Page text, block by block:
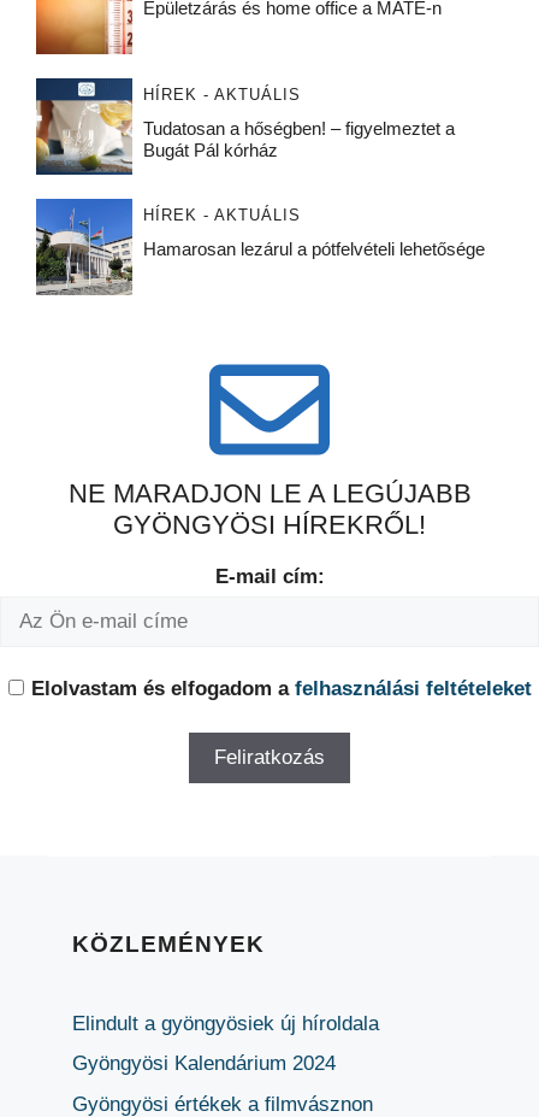
Épületzárás és home office a MATE-n
HÍREK - AKTUÁLIS
Tudatosan a hőségben! – figyelmeztet a
Bugát Pál kórház
HÍREK - AKTUÁLIS
Hamarosan lezárul a pótfelvételi lehetősége
NE MARADJON LE A LEGÚJABB
GYÖNGYÖSI HÍREKRŐL!
E-mail cím:
Elolvastam és elfogadom a felhasználási feltételeket
KÖZLEMÉNYEK
Elindult a gyöngyösiek új híroldala
Gyöngyösi Kalendárium 2024
Gyöngyösi értékek a filmvásznon